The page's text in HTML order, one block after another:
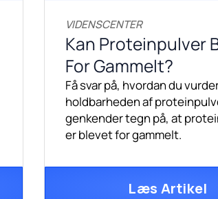
VIDENSCENTER
Kan Proteinpulver
For Gammelt?
Få svar på, hvordan du
holdbarheden af
genkender tegn på, at
er blevet for gammelt.
Læs Artikel